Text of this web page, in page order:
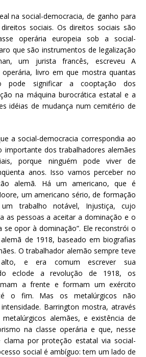
na social-democracia, de ganho para
sociais. Os direitos sociais são
operária europeia sob a social-
que são instrumentos de legalização
um jurista francês, escreveu A
operária, livro em que mostra quantas
pode significar a cooptação dos
na máquina burocrática estatal e a
idéias de mudança num cemitério de
a social-democracia correspondia ao
importante dos trabalhadores alemães
porque ninguém pode viver de
anos. Isso vamos perceber no
alemã. Há um americano, que é
um americano sério, de formação
trabalho notável, Injustiça, cujo
as pessoas a aceitar a dominação e o
se opor à dominação”. Ele reconstrói o
de 1918, baseado em biografias
O trabalhador alemão sempre teve
e era comum escrever sua
eclode a revolução de 1918, os
a frente e formam um exército
o fim. Mas os metalúrgicos não
Barrington mostra, através
alemães, e existência de
na classe operária e que, nesse
clama por proteção estatal via social-
social é ambíguo: tem um lado de